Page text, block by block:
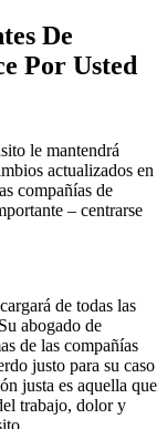
De
Por Usted
le mantendrá
actualizados en
compañías de
– centrarse
de todas las
abogado de
de las compañías
justo para su caso
justa es aquella que
trabajo, dolor y